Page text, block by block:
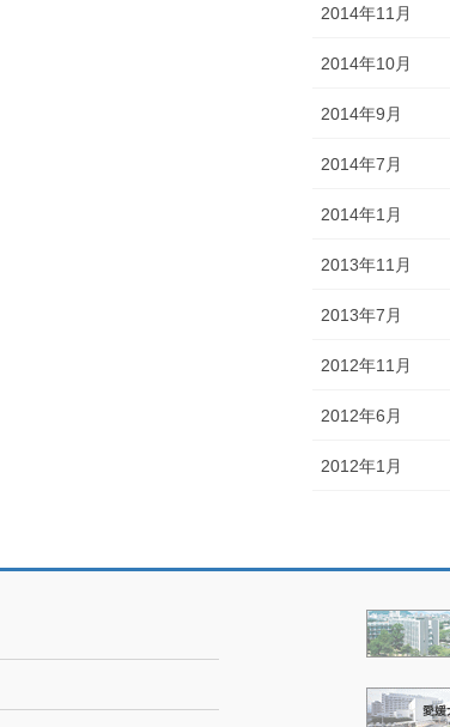
2014年11月
2014年10月
2014年9月
2014年7月
2014年1月
2013年11月
2013年7月
2012年11月
2012年6月
2012年1月